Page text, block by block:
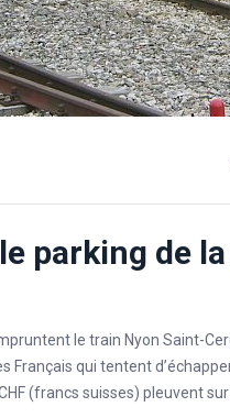
parking de la
le train Nyon Saint-
qui tentent
(francs suisses) pleuvent sur